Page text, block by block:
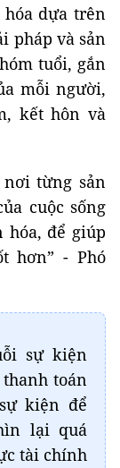
dựa trên
pháp và sản
tuổi, gắn
mỗi người,
kết hôn và
từng sản
cuộc sống
để giúp
hơn” - Phó
sự kiện
toán
kiện để
lại quá
tài chính